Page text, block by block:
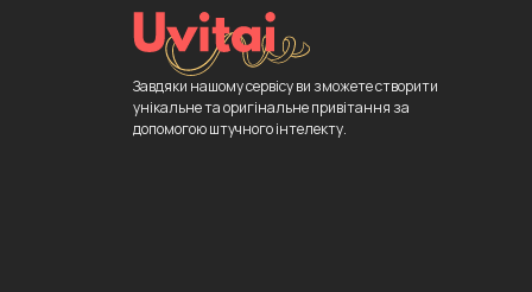
Завдяки нашому сервісу ви зможете створити
унікальне та оригінальне привітання за
допомогою штучного інтелекту.